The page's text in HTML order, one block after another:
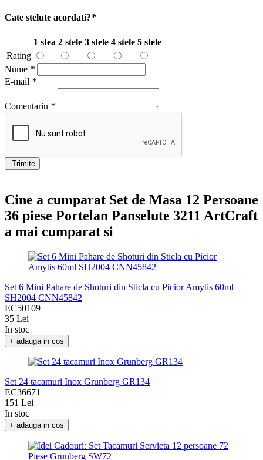
Cate stelute acordati?*
1 stea 2 stele 3 stele 4 stele 5 stele
Rating
Nume *
E-mail *
Comentariu *
Trimite
Cine a cumparat Set de Masa 12 Persoane
36 piese Portelan Panselute 3211 ArtCraft
a mai cumparat si
Set 6 Mini Pahare de Shoturi din Sticla cu Picior Amytis 60ml
SH2004 CNN45842
EC50109
35 Lei
In stoc
+ adauga in cos
Set 24 tacamuri Inox Grunberg GR134
EC36671
151 Lei
In stoc
+ adauga in cos